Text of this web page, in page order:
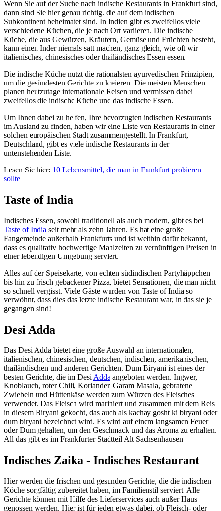
Wenn Sie auf der Suche nach indische Restaurants in Frankfurt sind,
dann sind Sie hier genau richtig. die auf dem indischen
Subkontinent beheimatet sind. In Indien gibt es zweifellos viele
verschiedene Küchen, die je nach Ort variieren. Die indische
Küche, die aus Gewürzen, Kräutern, Gemüse und Früchten besteht,
kann einen Inder niemals satt machen, ganz gleich, wie oft wir
italienisches, chinesisches oder thailändisches Essen essen.
Die indische Küche nutzt die rationalsten ayurvedischen Prinzipien,
um die gesündesten Gerichte zu kreieren. Die meisten Menschen
planen heutzutage internationale Reisen und vermissen dabei
zweifellos die indische Küche und das indische Essen.
Um Ihnen dabei zu helfen, Ihre bevorzugten indischen Restaurants
im Ausland zu finden, haben wir eine Liste von Restaurants in einer
solchen europäischen Stadt zusammengestellt. In Frankfurt,
Deutschland, gibt es viele indische Restaurants in der
untenstehenden Liste.
Lesen Sie hier: 10 Lebensmittel, die man in Frankfurt probieren
sollte
Taste of India
Indisches Essen, sowohl traditionell als auch modern, gibt es bei
Taste of India seit mehr als zehn Jahren. Es hat eine große
Fangemeinde außerhalb Frankfurts und ist weithin dafür bekannt,
dass es qualitativ hochwertige Mahlzeiten zu vernünftigen Preisen in
einer lebendigen Umgebung serviert.
Alles auf der Speisekarte, von echten südindischen Partyhäppchen
bis hin zu frisch gebackener Pizza, bietet Sensationen, die man nicht
so schnell vergisst. Viele Gäste wurden von Taste of India so
verwöhnt, dass dies das letzte indische Restaurant war, in das sie je
gegangen sind!
Desi Adda
Das Desi Adda bietet eine große Auswahl an internationalen,
italienischen, chinesischen, deutschen, indischen, amerikanischen,
thailändischen und anderen Gerichten. Dum Biryani ist eines der
besten Gerichte, die im DesiAdda angeboten werden. Ingwer,
Knoblauch, roter Chili, Koriander, Garam Masala, gebratene
Zwiebeln und Hüttenkäse werden zum Würzen des Fleisches
verwendet. Das Fleisch wird mariniert und zusammen mit dem Reis
in diesem Biryani gekocht, das auch als kachay gosht ki biryani oder
dum biryani bezeichnet wird. Es wird auf einem langsamen Feuer
oder Dum gehalten, um den Geschmack und das Aroma zu erhalten.
All das gibt es im Frankfurter Stadtteil Alt Sachsenhausen.
Indisches Zaika - Indisches Restaurant
Hier werden die frischen und gesunden Gerichte, die die indischen
Köche sorgfältig zubereitet haben, im Familienstil serviert. Alle
Gerichte können mit Hilfe des Lieferservices auch außer Haus
genossen werden. Hier ist für jeden etwas dabei, ob Fleisch- oder